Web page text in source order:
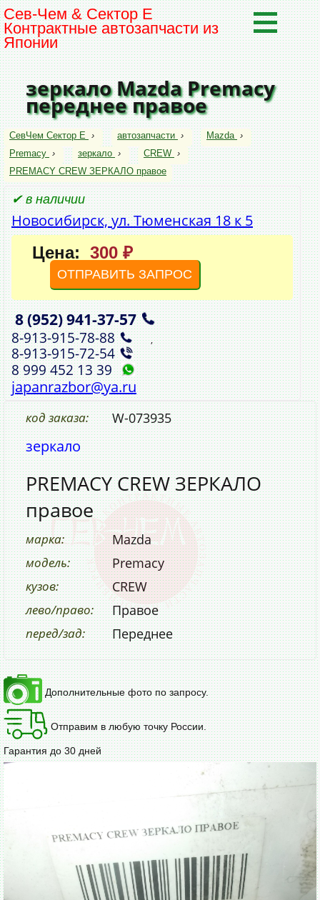
Сев-Чем & Сектор Е
Контрактные автозапчасти из
Японии
зеркало Mazda Premacy
переднее правое
СевЧем Сектор Е › автозапчасти › Mazda ›
Premacy › зеркало › CREW ›
PREMACY CREW ЗЕРКАЛО правое
✔ в наличии
Новосибирск, ул. Тюменская 18 к 5
Цена: 300 ₽
ОТПРАВИТЬ ЗАПРОС
8 (952)941‑37‑57 ,
8‑913‑915‑78‑88 ,
8‑913‑915‑72‑54
8 999 452 13 39
japanrazbor@ya.ru
код заказа: W-073935
зеркало
PREMACY CREW ЗЕРКАЛО
правое
марка: Mazda
модель: Premacy
кузов: CREW
лево/право: Правое
перед/зад: Переднее
Дополнительные фото по запросу.
Отправим в любую точку России.
Гарантия до 30 дней